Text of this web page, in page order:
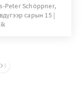
Peter Schöppner,
сарын 15